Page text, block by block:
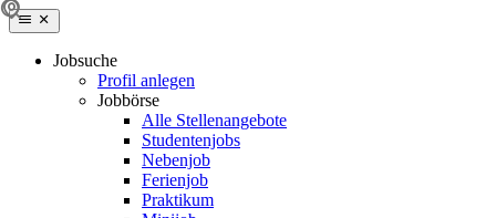
Jobsuche
Profil anlegen
Jobbörse
Alle Stellenangebote
Studentenjobs
Nebenjob
Ferienjob
Praktikum